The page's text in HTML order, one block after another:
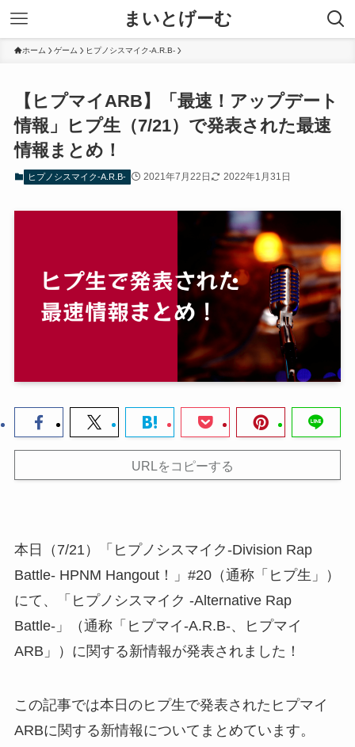
まいとげーむ
ホーム ゲーム ヒプノシスマイク-A.R.B-
【ヒプマイARB】「最速！アップデート
情報」ヒプ生（7/21）で発表された最速
情報まとめ！
ヒプノシスマイク-A.R.B- 2021年7月22日 2022年1月31日
URLをコピーする
本日（7/21）「ヒプノシスマイク-Division Rap
Battle- HPNM Hangout！」#20（通称「ヒプ生」）
にて、「ヒプノシスマイク -Alternative Rap
Battle-」（通称「ヒプマイ-A.R.B-、ヒプマイ
ARB」）に関する新情報が発表されました！
この記事では本日のヒプ生で発表されたヒプマイ
ARBに関する新情報についてまとめています。